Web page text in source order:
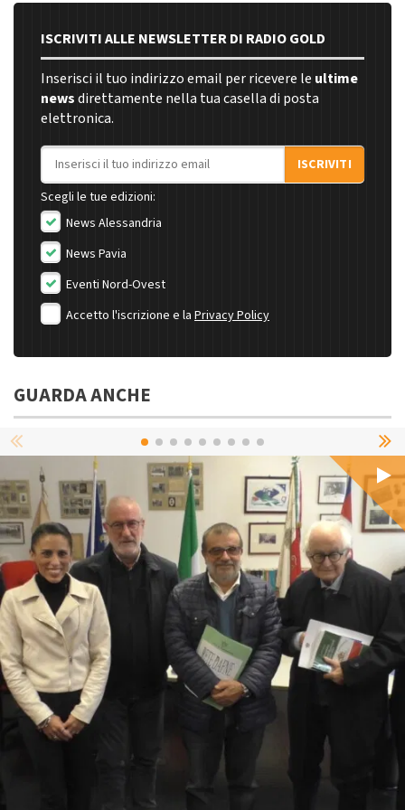
ISCRIVITI ALLE NEWSLETTER DI RADIO GOLD
Inserisci il tuo indirizzo email per ricevere le ultime
newsdirettamente nella tua casella di posta
elettronica.
Indirizzo email
ISCRIVITI
Scegli le tue edizioni:
News Alessandria
News Pavia
Eventi Nord-Ovest
Accetto l'iscrizione e la Privacy Policy
GUARDA ANCHE